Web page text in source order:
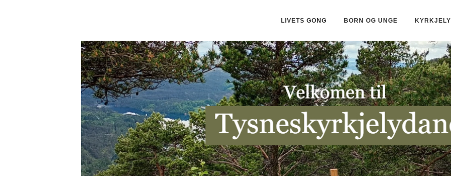
LIVETS GONG BORN OG UNGE